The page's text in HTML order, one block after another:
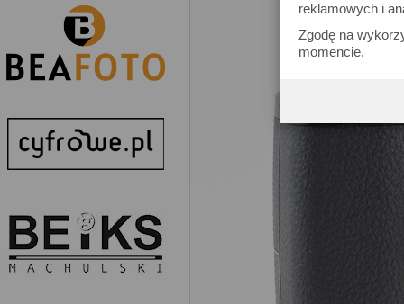
reklamowych i
Zgodę na
momencie.